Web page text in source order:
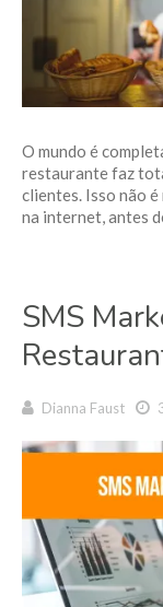
O mundo é
restaurante faz
clientes. Isso não
na internet, antes
SMS
Dianna Faust